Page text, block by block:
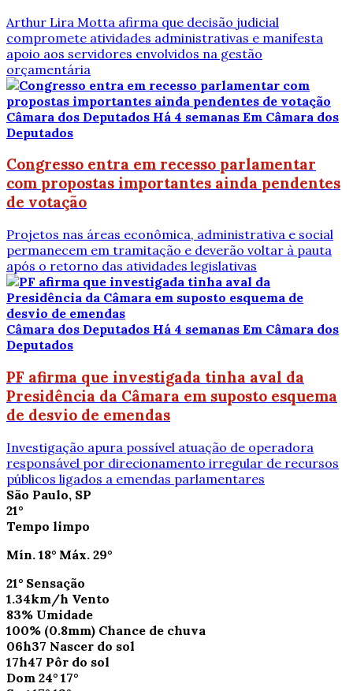
Arthur Lira Motta afirma que decisão judicial
compromete atividades administrativas e manifesta
apoio aos servidores envolvidos na gestão
orçamentária
Câmara dos Deputados Há 4 semanas Em Câmara dos
Deputados
Congresso entra em recesso parlamentar
com propostas importantes ainda pendentes
de votação
Projetos nas áreas econômica, administrativa e social
permanecem em tramitação e deverão voltar à pauta
após o retorno das atividades legislativas
Câmara dos Deputados Há 4 semanas Em Câmara dos
Deputados
PF afirma que investigada tinha aval da
Presidência da Câmara em suposto esquema
de desvio de emendas
Investigação apura possível atuação de operadora
responsável por direcionamento irregular de recursos
públicos ligados a emendas parlamentares
São Paulo, SP
21°
Tempo limpo
Mín. 18° Máx. 29°
21° Sensação
1.34km/h Vento
83% Umidade
100% (0.8mm) Chance de chuva
06h37 Nascer do sol
17h47 Pôr do sol
Dom 24° 17°